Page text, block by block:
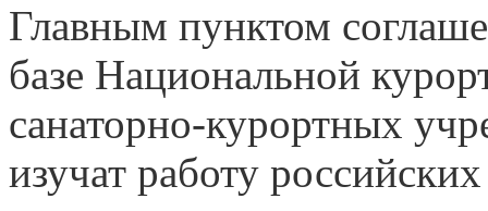
Главным пунктом
базе Национальной
санаторно-курортных
изучат работу